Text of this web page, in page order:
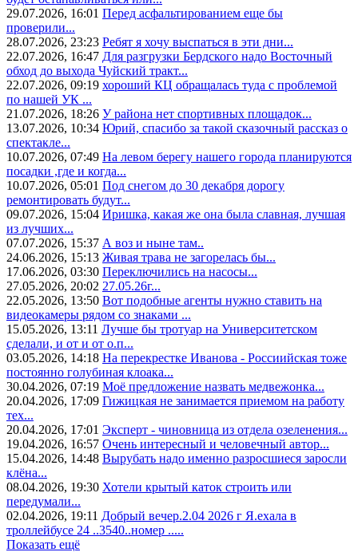
29.07.2026, 16:01 Перед асфальтированием еще бы
проверили...
28.07.2026, 23:23 Ребят я хочу выспаться в эти дни...
22.07.2026, 16:47 Для разгрузки Бердского надо Восточный
обход до выхода Чуйский тракт...
22.07.2026, 09:19 хороший КЦ обращалась туда с проблемой
по нашей УК ...
21.07.2026, 18:26 У района нет спортивных площадок...
13.07.2026, 10:34 Юрий, спасибо за такой сказочный рассказ о
спектакле...
10.07.2026, 07:49 На левом берегу нашего города планируются
посадки ,где и когда...
10.07.2026, 05:01 Под снегом до 30 декабря дорогу
ремонтировать будут...
09.07.2026, 15:04 Иришка, какая же она была славная, лучшая
из лучших...
07.07.2026, 15:37 А воз и ныне там..
24.06.2026, 15:13 Живая трава не загорелась бы...
17.06.2026, 03:30 Переключились на насосы...
27.05.2026, 20:02 27.05.26г...
22.05.2026, 13:50 Вот подобные агенты нужно ставить на
видеокамеры рядом со знаками ...
15.05.2026, 13:11 Лучше бы тротуар на Университетском
сделали, и от и от о.п...
03.05.2026, 14:18 На перекрестке Иванова - Россиийская тоже
постоянно голубиная клоака...
30.04.2026, 07:19 Моё предложение назвать медвежонка...
20.04.2026, 17:09 Гижицкая не занимается приемом на работу
тех...
20.04.2026, 17:01 Эксперт - чиновница из отдела озеленения...
19.04.2026, 16:57 Очень интересный и человечный автор...
15.04.2026, 14:48 Вырубать надо именно разросшиеся заросли
клёна...
08.04.2026, 19:30 Хотели крытый каток строить или
передумали...
02.04.2026, 19:11 Добрый вечер.2.04 2026 г Я.ехала в
троллейбусе 24 ..3540..номер .....
Показать ещё